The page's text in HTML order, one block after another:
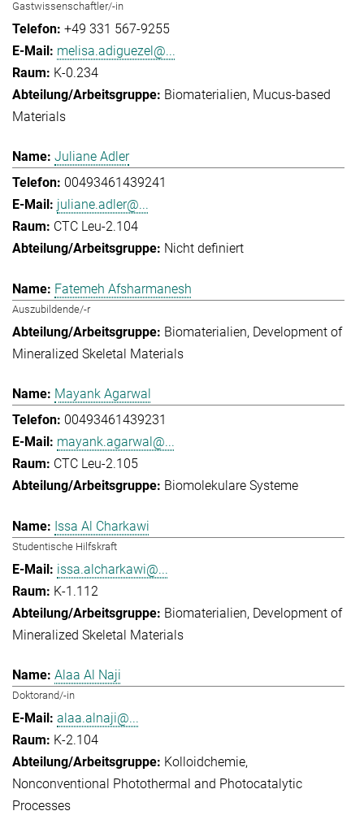
Gastwissenschaftler/-in
+49 331 567-9255
melisa.adiguezel@...
K-0.234
Biomaterialien Mucus-based
Materials
Juliane Adler
00493461439241
juliane.adler@...
CTC Leu-2.104
Nicht definiert
Fatemeh Afsharmanesh
Auszubildende/-r
Biomaterialien Development of
Mineralized Skeletal Materials
Mayank Agarwal
00493461439231
mayank.agarwal@...
CTC Leu-2.105
Biomolekulare Systeme
Issa Al Charkawi
Studentische Hilfskraft
issa.alcharkawi@...
K-1.112
Biomaterialien Development of
Mineralized Skeletal Materials
Alaa Al Naji
Doktorand/-in
alaa.alnaji@...
K-2.104
Kolloidchemie
Nonconventional Photothermal and Photocatalytic
Processes